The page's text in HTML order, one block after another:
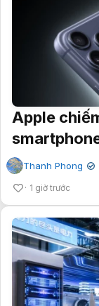
Apple
Thanh Phong ✔
1 giờ trước